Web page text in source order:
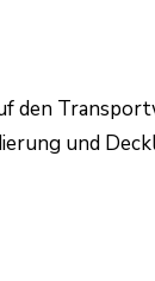
den
und